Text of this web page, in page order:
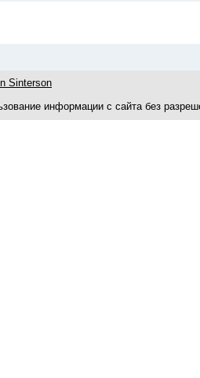
Sinterson
информации с сайта без